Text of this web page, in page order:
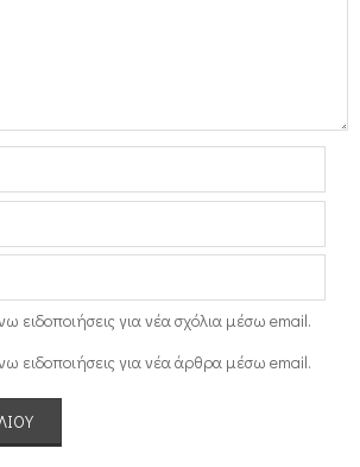
ειδοποιήσεις για νέα σχόλια μέσω email.
ειδοποιήσεις για νέα άρθρα μέσω email.